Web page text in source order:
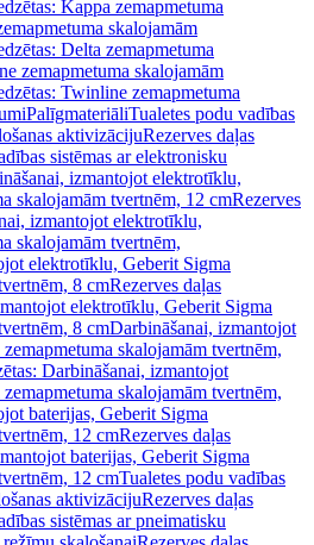
Kappa zemapmetuma
skalojamām
Delta zemapmetuma
zemapmetuma skalojamām
Twinline zemapmetuma
PalīgmateriāliTualetes podu vadības
aktivizācijuRezerves daļas
sistēmas ar elektronisku
izmantojot elektrotīklu,
skalojamām tvertnēm, 12 cmRezerves
izmantojot elektrotīklu,
skalojamām tvertnēm,
elektrotīklu, Geberit Sigma
8 cmRezerves daļas
elektrotīklu, Geberit Sigma
8 cmDarbināšanai, izmantojot
skalojamām tvertnēm,
Darbināšanai, izmantojot
skalojamām tvertnēm,
baterijas, Geberit Sigma
12 cmRezerves daļas
baterijas, Geberit Sigma
12 cmTualetes podu vadības
aktivizācijuRezerves daļas
sistēmas ar pneimatisku